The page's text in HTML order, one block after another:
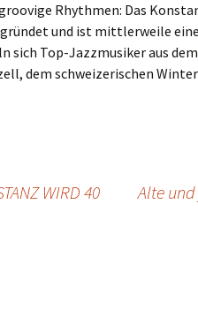
Rhythmen: Das
und ist mittlerweile
sich Top-Jazzmusiker aus
dem schweizerischen
WIRD 40 Alte